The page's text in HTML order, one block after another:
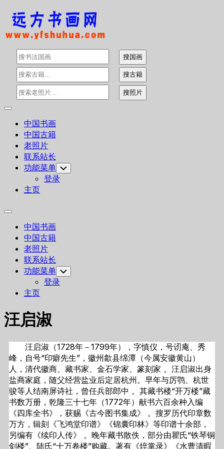
Skip
content
Expand
中国书画
中国古籍
老照片
联系站长
功能菜单 Toggle
Child
Menu
登录
主页
Expand
中国书画
中国古籍
老照片
联系站长
功能菜单 Toggle
Child
Menu
登录
主页
汪启淑
汪启淑（1728年－1799年），字慎仪，号讱庵、秀
峰，自号“印癖先生”，徽州歙县绵潭（今属安徽黄山）
人，清代徽商、藏书家、金石学家、篆刻家 。汪启淑出身
盐商家庭，随父经营盐业后定居杭州。早年与厉鹗、杭世
骏等人结南屏诗社，曾任兵部郎中 。其藏书楼“开万楼”藏
书数万册，乾隆三十七年（1772年）献书六百余种入编
《四库全书》，获赐《古今图书集成》 。搜罗历代印章数
万方，辑刻《飞鸿堂印谱》《锦囊印林》等印谱十余部，
另编有《续印人传》 。晚年藏书散佚，部分由瞿氏“铁琴铜
剑楼”、陆氏“十万卷楼”购藏。著有《焠掌录》《水曹清暇